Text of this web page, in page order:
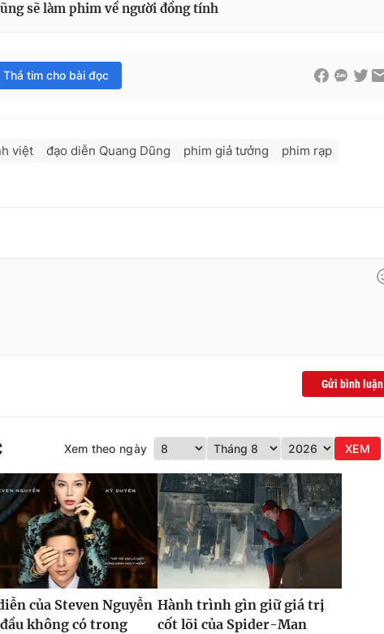
sẽ làm phim về người đồng tính
Thả tim cho bài đọc
việt đạo diễn Quang Dũng phim giả tưởng
phim rạp
Gửi bình luận
Xem theo ngày XEM
của Steven Nguyễn
không có trong
Hành trình gìn giữ giá trị
cốt lõi của Spider-Man